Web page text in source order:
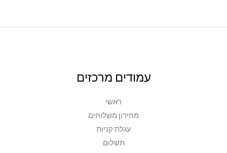
עמודים מרכזים
ראשי
מחירון משלוחים
עגלת קניות
תשלום